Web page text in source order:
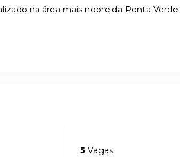
na área mais nobre da Ponta Verde.
5 Vagas